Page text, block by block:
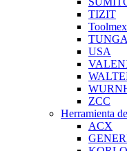
TIZIT
Toolmex
USA
ZCC
Herramienta
ACX